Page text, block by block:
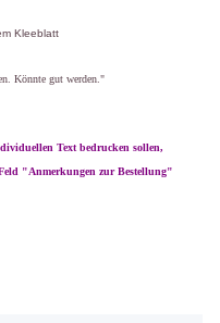
Kleeblatt
Könnte gut werden."
Text bedrucken sollen,
"Anmerkungen zur Bestellung"